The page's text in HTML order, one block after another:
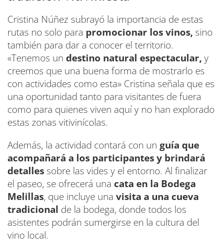
Cristina Núñez subrayó la importancia de estas
rutas no solo para promocionar los vinos, sino
también para dar a conocer el territorio.
«Tenemos un destino natural espectacular,y
creemos que una buena forma de mostrarlo es
con actividades como esta» Cristina señala que es
una oportunidad tanto para visitantes de fuera
como para quienes viven aquí y no han explorado
estas zonas vitivinícolas.
Además, la actividad contará con un guía que
acompañará a los participantes y brindará
detalles sobre las vides y el entorno. Al finalizar
el paseo, se ofrecerá una cata en la Bodega
Melillas, que incluye una visita a una cueva
tradicional de la bodega, donde todos los
asistentes podrán sumergirse en la cultura del
vino local.